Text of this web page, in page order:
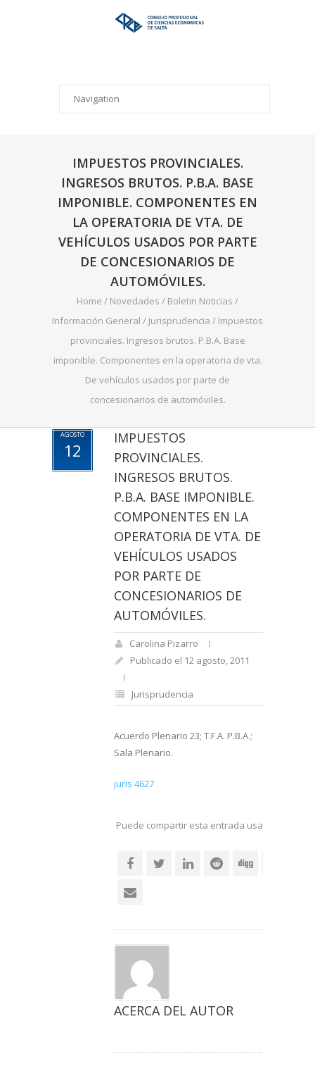
IMPUESTOS PROVINCIALES.
INGRESOS BRUTOS. P.B.A. BASE
IMPONIBLE. COMPONENTES EN
LA OPERATORIA DE VTA. DE
VEHÍCULOS USADOS POR PARTE
DE CONCESIONARIOS DE
AUTOMÓVILES.
Home / Novedades / Boletin Noticias /
Información General / Jurisprudencia / Impuestos
provinciales. Ingresos brutos. P.B.A. Base
imponible. Componentes en la operatoria de vta.
De vehículos usados por parte de
concesionarios de automóviles.
AGOSTO
12
IMPUESTOS
PROVINCIALES.
INGRESOS BRUTOS.
P.B.A. BASE IMPONIBLE.
COMPONENTES EN LA
OPERATORIA DE VTA. DE
VEHÍCULOS USADOS
POR PARTE DE
CONCESIONARIOS DE
AUTOMÓVILES.
Carolina Pizarro
Publicado el 12 agosto, 2011
Jurisprudencia
Acuerdo Plenario 23; T.F.A. P.B.A.;
Sala Plenario.
juris 4627
Puede compartir esta entrada usando sus
ACERCA DEL AUTOR